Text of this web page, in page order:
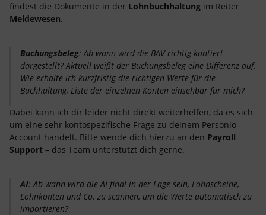
findest die Dokumente in der Lohnbuchhaltung im Reiter
Meldewesen.
Buchungsbeleg: Ab wann wird die BAV richtig kontiert
dargestellt? Aktuell weißt der Buchungsbeleg eine Differenz auf.
Wie erhalte ich kurzfristig die richtigen Werte für die
Buchhaltung, Liste der einzelnen Konten einsehbar für mich?
Dabei kann ich dir leider nicht direkt weiterhelfen, da es sich
um eine sehr kontospezifische Frage zu deinem Personio-
Account handelt. Bitte wende dich hierzu an den Payroll
Support – das Team unterstützt dich gerne.
AI: Ab wann wird die AI final in der Lage sein, Lohnscheine,
Lohnkonten und Co. zu scannen, um die Werte automatisch zu
importieren?